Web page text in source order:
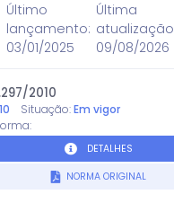
Último
lançamento:
03/01/2025
Última
09/08/2026
2010
Situação: Em vigor
DETALHES
NORMA ORIGINAL